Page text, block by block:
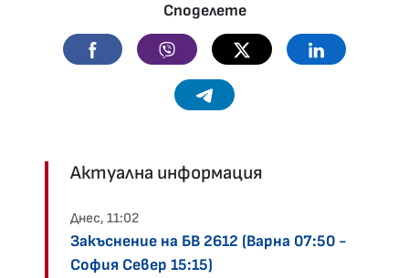
Споделете
Facebook Viber Twitter Linkedin
Telegram
Актуална информация
Днес, 11:02
Закъснение на БВ 2612 (Варна 07:50 -
София Север 15:15)